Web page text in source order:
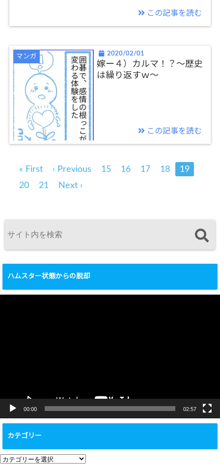
この記事を読む
マンガ 2020/02/01
嫁ー４）カルマ！？〜歴史
は繰り返すｗ〜
この記事を読む
« First ‹ Previous 15 16 17 18
19
20
21 Next ›
ハムスター状態からの脱却
00:00 02:57
カテゴリー
カ